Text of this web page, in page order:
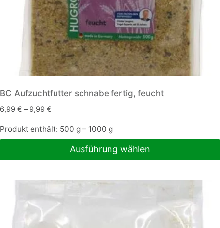
BC Aufzuchtfutter schnabelfertig, feucht
6,99 € – 9,99 €
Produkt enthält: 500 g – 1000 g
Ausführung wählen
Produkt
mehrere
Varianten